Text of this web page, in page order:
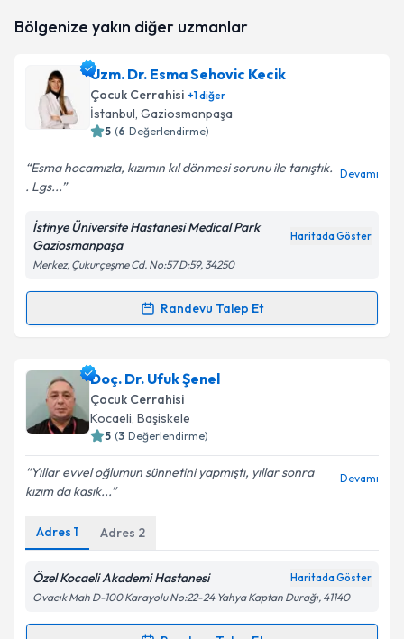
Bölgenize yakın diğer uzmanlar
Uzm. Dr. Esma Sehovic Kecik
Çocuk Cerrahisi +1diğer
İstanbul, Gaziosmanpaşa
5 (6 Değerlendirme)
Esma hocamızla, kızımın kıl dönmesi sorunu ile tanıştık.
. Lgs...
Devamı
İstinye Üniversite Hastanesi Medical Park
Gaziosmanpaşa
Haritada Göster
Merkez, Çukurçeşme Cd. No:57 D:59, 34250
Randevu Talep Et
Randevu Takvimi Talebi
Uzm. Dr. Esma Sehovic Kecik
talebi oluşturun. Size bu uzmandan randevu almanız
için bir takvim hazırlandığında e-posta ile
bilgilendireceğiz.
E-posta Adresiniz
Kişisel verilerimin işlenmesine ilişkinAydınlatma
Metni'ni okudum ve kişisel verilerimin belirtilen
kapsamda işlenmesini kabul ediyorum.
Doç. Dr. Ufuk Şenel
Çocuk Cerrahisi
Kocaeli, Başiskele
5 (3 Değerlendirme)
Yıllar evvel oğlumun sünnetini yapmıştı, yıllar sonra
kızım da kasık...
Devamı
Adres 1 Adres 2
Özel Kocaeli Akademi Hastanesi Haritada Göster
Ovacık Mah D-100 Karayolu No:22-24 Yahya Kaptan Durağı, 41140